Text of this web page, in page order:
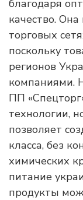
благодаря
качество.
торговых
поскольку
регионов
компаниями.
ПП
технологии,
позволяет
класса, без
химических
питание
продукты